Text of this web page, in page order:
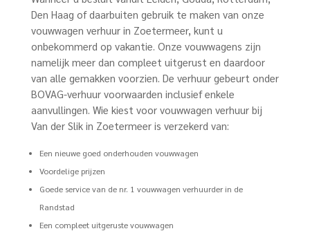
Den Haag of daarbuiten gebruik te maken van onze
vouwwagen verhuur in Zoetermeer, kunt u
onbekommerd op vakantie. Onze vouwwagens zijn
namelijk meer dan compleet uitgerust en daardoor
van alle gemakken voorzien. De verhuur gebeurt onder
BOVAG-verhuur voorwaarden inclusief enkele
aanvullingen. Wie kiest voor vouwwagen verhuur bij
Van der Slik in Zoetermeer is verzekerd van:
Een nieuwe goed onderhouden vouwwagen
Voordelige prijzen
Goede service van de nr. 1 vouwwagen verhuurder in de
Randstad
Een compleet uitgeruste vouwwagen